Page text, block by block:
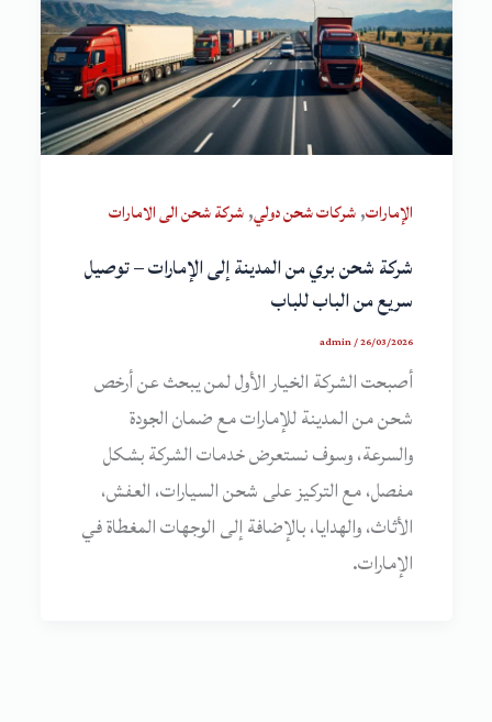
الإمارات,شركات شحن دولي,شركة شحن الى الامارات
شركة شحن بري من المدينة إلى الإمارات – توصيل
سريع من الباب للباب
admin/26/03/2026
أصبحت الشركة الخيار الأول لمن يبحث عن أرخص
شحن من المدينة للإمارات مع ضمان الجودة
والسرعة، وسوف نستعرض خدمات الشركة بشكل
مفصل، مع التركيز على شحن السيارات، العفش،
الأثاث، والهدايا، بالإضافة إلى الوجهات المغطاة في
الإمارات.